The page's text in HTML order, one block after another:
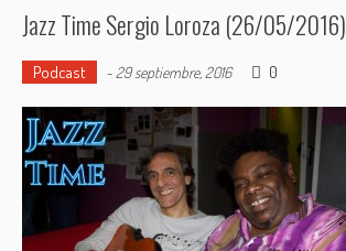
Jazz Time Sergio Loroza (26/05/2016)
Podcast - 29 septiembre, 2016 0